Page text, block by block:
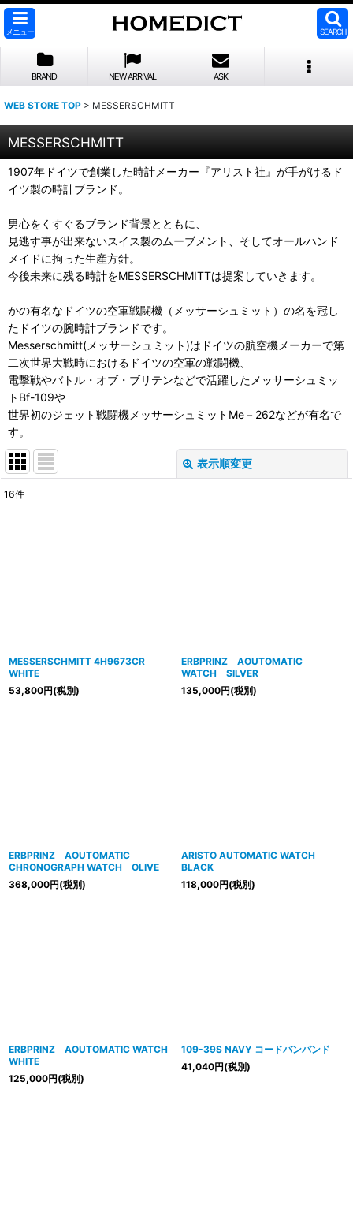
メニュー SEARCH
BRAND NEW ARRIVAL ASK
WEB STORE TOP > MESSERSCHMITT
MESSERSCHMITT
1907年ドイツで創業した時計メーカー『アリスト社』が手がけるド
イツ製の時計ブランド。
男心をくすぐるブランド背景とともに、
見逃す事が出来ないスイス製のムーブメント、そしてオールハンド
メイドに拘った生産方針。
今後未来に残る時計をMESSERSCHMITTは提案していきます。
かの有名なドイツの空軍戦闘機（メッサーシュミット）の名を冠し
たドイツの腕時計ブランドです。
Messerschmitt(メッサーシュミット)はドイツの航空機メーカーで第
二次世界大戦時におけるドイツの空軍の戦闘機、
電撃戦やバトル・オブ・ブリテンなどで活躍したメッサーシュミッ
トBf-109や
世界初のジェット戦闘機メッサーシュミットMe－262などが有名で
す。
表示順変更
16件
MESSERSCHMITT 4H9673CR
WHITE
53,800円(税別)
ERBPRINZ AOUTOMATIC
WATCH SILVER
135,000円(税別)
ERBPRINZ AOUTOMATIC
CHRONOGRAPH WATCH OLIVE
368,000円(税別)
ARISTO AUTOMATIC WATCH
BLACK
118,000円(税別)
ERBPRINZ AOUTOMATIC WATCH
WHITE
125,000円(税別)
109-39S NAVY コードバンバンド
41,040円(税別)